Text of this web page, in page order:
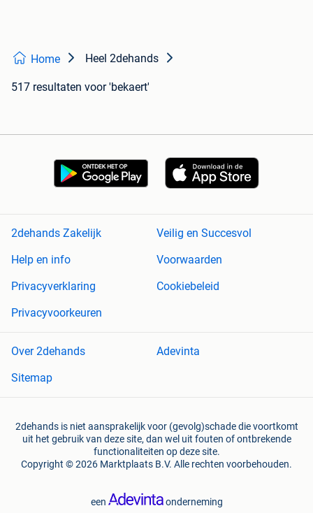
Home Heel 2dehands
517 resultaten voor 'bekaert'
2dehands Zakelijk
Veilig en Succesvol
Help en info
Voorwaarden
Privacyverklaring
Cookiebeleid
Privacyvoorkeuren
Over 2dehands
Adevinta
Sitemap
2dehands is niet aansprakelijk voor (gevolg)schade die voortkomt
uit het gebruik van deze site, dan wel uit fouten of ontbrekende
functionaliteiten op deze site.
Copyright © 2026 Marktplaats B.V. Alle rechten voorbehouden.
een onderneming